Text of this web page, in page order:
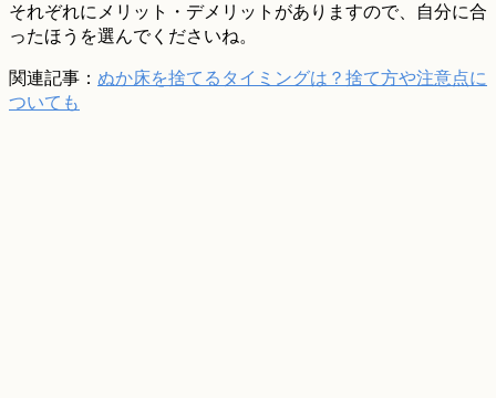
それぞれにメリット・デメリットがありますので、自分に合
ったほうを選んでくださいね。
関連記事： ぬか床を捨てるタイミングは？捨て方や注意点に
ついても